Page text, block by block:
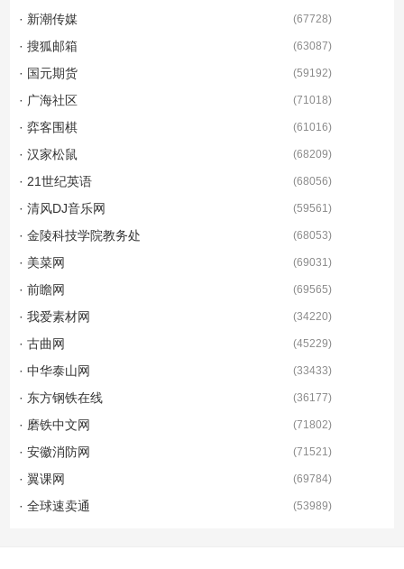
· 新潮传媒 (67728)
· 搜狐邮箱 (63087)
· 国元期货 (59192)
· 广海社区 (71018)
· 弈客围棋 (61016)
· 汉家松鼠 (68209)
· 21世纪英语 (68056)
· 清风DJ音乐网 (59561)
· 金陵科技学院教务处 (68053)
· 美菜网 (69031)
· 前瞻网 (69565)
· 我爱素材网 (34220)
· 古曲网 (45229)
· 中华泰山网 (33433)
· 东方钢铁在线 (36177)
· 磨铁中文网 (71802)
· 安徽消防网 (71521)
· 翼课网 (69784)
· 全球速卖通 (53989)